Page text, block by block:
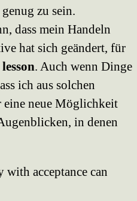
zu sein.
dass mein Handeln
hat sich geändert, für
. Auch wenn Dinge
ich aus solchen
eine neue Möglichkeit
in denen
acceptance can